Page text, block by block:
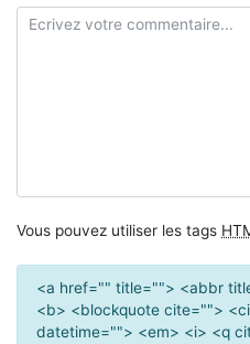
Vous pouvez utiliser les tags
<a href="" title=""> <abbr
<b> <blockquote cite="">
datetime=""> <em> <i> <q